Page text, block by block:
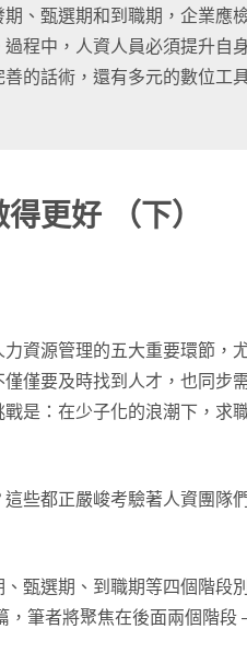
、甄選期和到職期，企業應
程中，人資人員必須提升自
的話術，還有多元的數位工
更好 （下）
資源管理的五大重要環節，
僅要及時找到人才，也同步
是：在少子化的浪潮下，求
些都正嚴峻考驗著人資團隊
甄選期、到職期等四個階段
筆者將聚焦在後面兩個階段